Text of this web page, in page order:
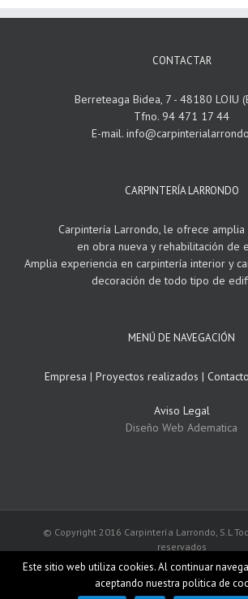
CONTACTAR
Berreteaga Bidea, 7 - 48180 LOIU
Tfno. 94 471 17 44
E-mail.
CARPINTERÍA LARRONDO
Carpintería Larrondo, le ofrece
en obra nueva y rehabilitación de
Amplia experiencia en carpintería interior y
decoración de todo tipo de
MENÚ DE NAVEGACIÓN
Empresa | Proyectos realizados |
Aviso Legal
Diseño Web Adematica
© Copyright 2016 Carpintería Larrondo, S.L
reservados
Este sitio web utiliza cookies. Al continuar
aceptando nuestra politica de